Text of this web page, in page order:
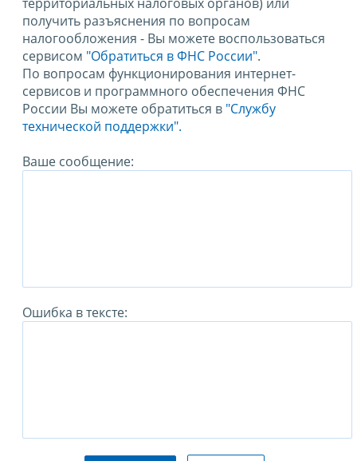
получить разъяснения по вопросам
налогообложения - Вы можете воспользоваться
сервисом "Обратиться в ФНС России".
По вопросам функционирования интернет-
сервисов и программного обеспечения ФНС
России Вы можете обратиться в "Службу
технической поддержки".
Ваше сообщение:
Ошибка в тексте: